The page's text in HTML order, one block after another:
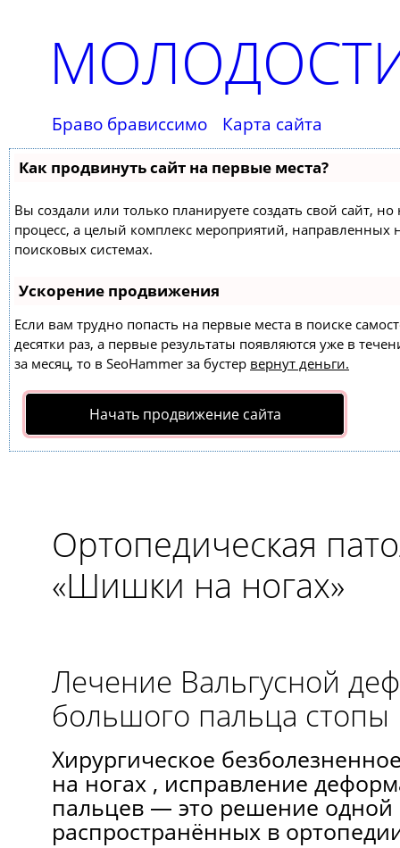
Браво брависсимо Карта сайта
Как продвинуть сайт на первые места?
Вы создали или только планируете создать свой сайт,
процесс, а целый комплекс мероприятий,
поисковых системах.
Ускорение продвижения
Если вам трудно попасть на первые места в поиске
десятки раз, а первые результаты появляются уже в
за месяц, то в SeoHammer за бустер вернут деньги.
Начать продвижение сайта
Ортопедическая
«Шишки на ногах»
Лечение Вальгусной
большого пальца стопы
Хирургическое
на ногах , исправление
пальцев — это решение одной
распространённых в